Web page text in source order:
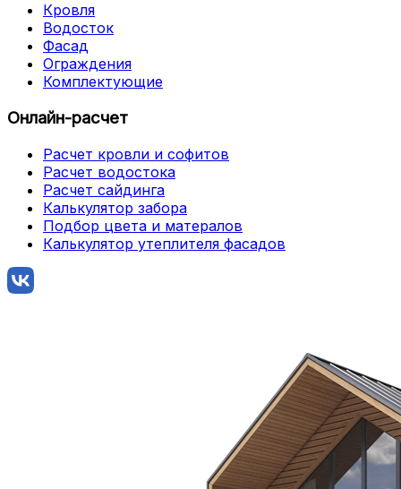
Кровля
Водосток
Фасад
Ограждения
Комплектующие
Онлайн-расчет
Расчет кровли и софитов
Расчет водостока
Расчет сайдинга
Калькулятор забора
Подбор цвета и матералов
Калькулятор утеплителя фасадов